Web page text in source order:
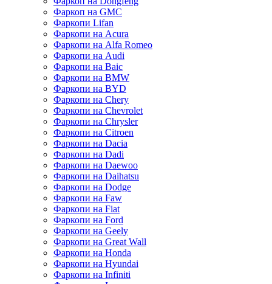
Фаркоп на GMC
Фаркопи Lifan
Фаркопи на Acura
Фаркопи на Alfa Romeo
Фаркопи на Audi
Фаркопи на Baic
Фаркопи на BMW
Фаркопи на BYD
Фаркопи на Chery
Фаркопи на Chevrolet
Фаркопи на Chrysler
Фаркопи на Citroen
Фаркопи на Dacia
Фаркопи на Dadi
Фаркопи на Daewoo
Фаркопи на Daihatsu
Фаркопи на Dodge
Фаркопи на Faw
Фаркопи на Fiat
Фаркопи на Ford
Фаркопи на Geely
Фаркопи на Great Wall
Фаркопи на Honda
Фаркопи на Hyundai
Фаркопи на Infiniti